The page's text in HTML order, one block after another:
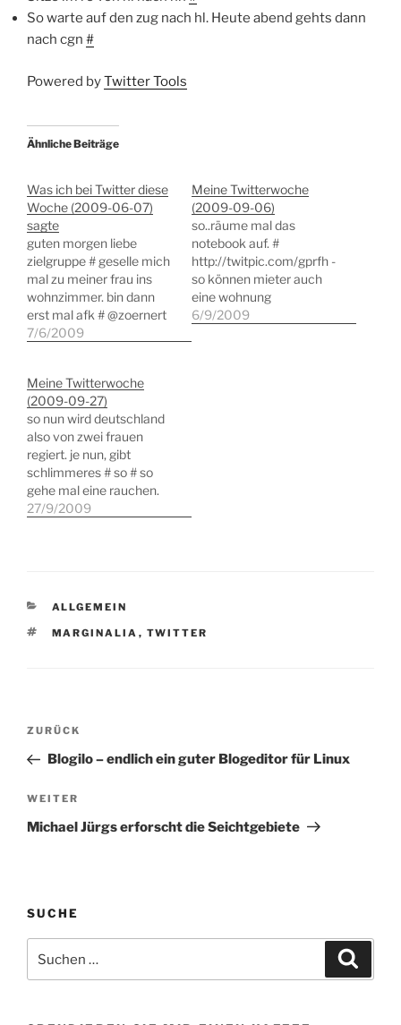
So warte auf den zug nach hl. Heute abend gehts dann
nach cgn #
Powered byTwitter Tools
Ähnliche Beiträge
Was ich bei Twitter diese
Woche (2009-06-07)
sagte
guten morgen liebe
zielgruppe # geselle mich
mal zu meiner frau ins
wohnzimmer. bin dann
erst mal afk # @zoernert
danke für die blumen,
experimentiere gerade
mit papyrus herum.
geniales tool, was ich
bisher so sehe. schade
nicht für linux…
7/6/2009
Meine Twitterwoche
(2009-09-06)
so..räume mal das
notebook auf. #
http://twitpic.com/gprfh -
so können mieter auch
eine wohnung
hinterlassen # neues
6/9/2009
Meine Twitterwoche
(2009-09-27)
so nun wird deutschland
also von zwei frauen
regiert. je nun, gibt
schlimmeres # so # so
gehe mal eine rauchen.
und wehe mir followen
und schwiegermutter
kann in die renovierrte
27/9/2009
KATEGORIEN
ALLGEMEIN
SCHLAGWÖRTER
MARGINALIA , TWITTER
Beitragsnavigation
Vorheriger
Beitrag
ZURÜCK
Blogilo – endlich ein guter Blogeditor für Linux
Nächster
Beitrag
WEITER
Michael Jürgs erforscht die Seichtgebiete
SUCHE
nach: